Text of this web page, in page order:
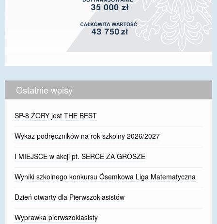
Ostatnie wpisy
SP-8 ŻORY jest THE BEST
Wykaz podręczników na rok szkolny 2026/2027
I MIEJSCE w akcji pt. SERCE ZA GROSZE
Wyniki szkolnego konkursu Ósemkowa Liga Matematyczna
Dzień otwarty dla Pierwszoklasistów
Wyprawka pierwszoklasisty